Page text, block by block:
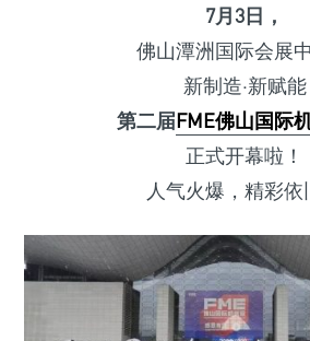
7月3日，
佛山潭洲国际会展
新制造·新赋能
第二届FME佛山国际
正式开幕啦！
人气火爆，精彩依